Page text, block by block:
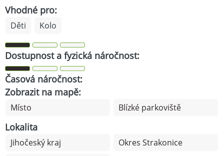
Vhodné pro:
Děti Kolo
Dostupnost a fyzická náročnost:
Časová náročnost:
Zobrazit na mapě:
Místo Blízké parkoviště
Lokalita
Jihočeský kraj
Okres Strakonice